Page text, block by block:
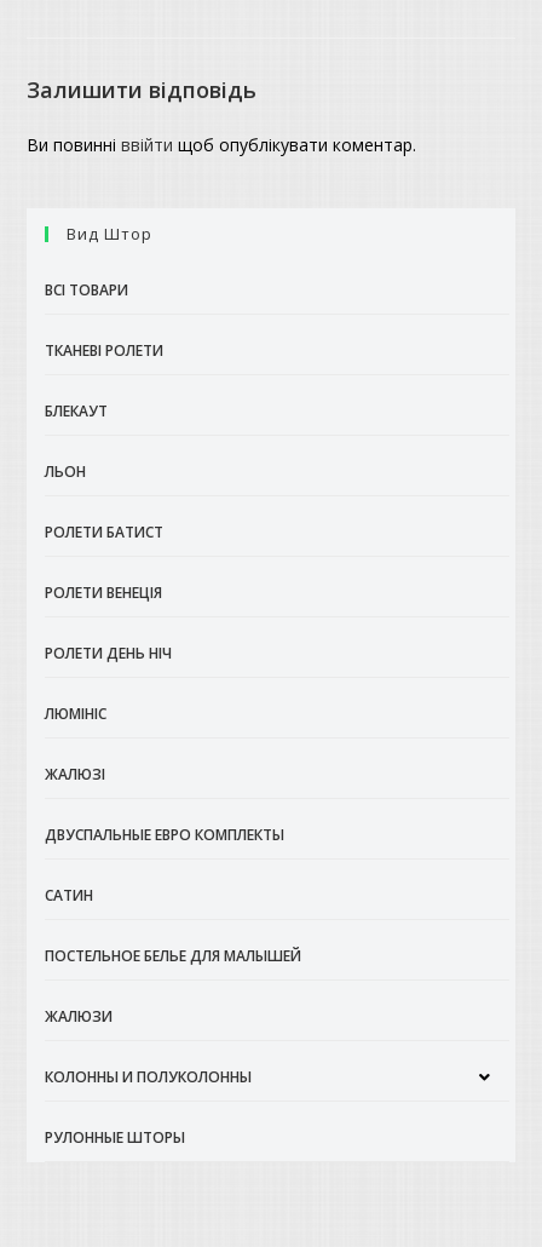
Залишити відповідь
Ви повинніввійти щоб опублікувати коментар.
Вид Штор
ВСІ ТОВАРИ
ТКАНЕВІ РОЛЕТИ
БЛЕКАУТ
ЛЬОН
РОЛЕТИ БАТИСТ
РОЛЕТИ ВЕНЕЦІЯ
РОЛЕТИ ДЕНЬ НІЧ
ЛЮМІНІС
ЖАЛЮЗІ
ДВУСПАЛЬНЫЕ ЕВРО КОМПЛЕКТЫ
САТИН
ПОСТЕЛЬНОЕ БЕЛЬЕ ДЛЯ МАЛЫШЕЙ
ЖАЛЮЗИ
КОЛОННЫ И ПОЛУКОЛОННЫ
РУЛОННЫЕ ШТОРЫ